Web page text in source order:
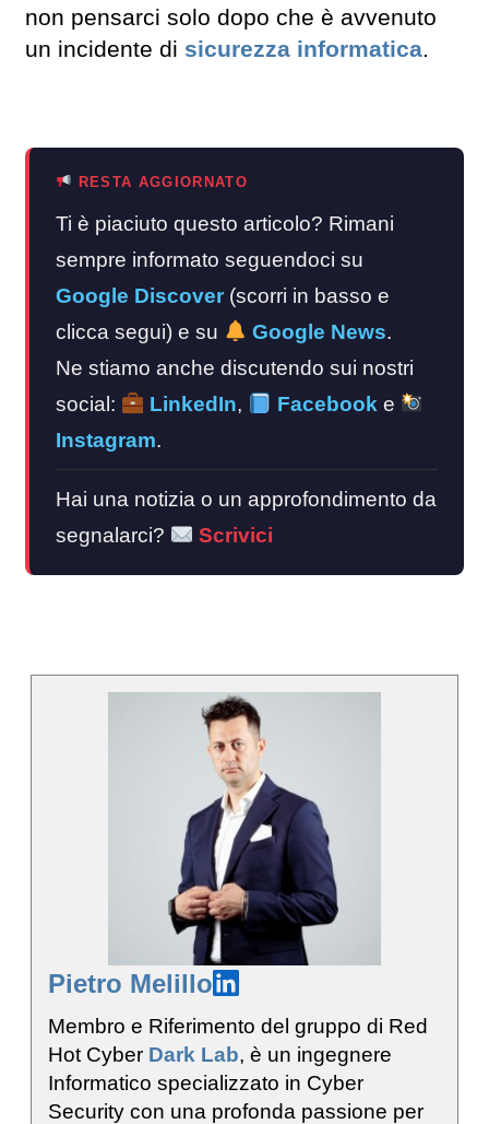
non pensarci solo dopo che è avvenuto
un incidente di sicurezza informatica.
RESTA AGGIORNATO
Ti è piaciuto questo articolo? Rimani
sempre informato seguendoci su
Google Discover (scorri in basso e
clicca segui) e su
Google News.
Ne stiamo anche discutendo sui nostri
social:
LinkedIn, Facebook e
Instagram.
Hai una notizia o un approfondimento da
segnalarci?
Scrivici
Pietro Melillo
Membro e Riferimento del gruppo di Red
Hot Cyber Dark Lab, è un ingegnere
Informatico specializzato in Cyber
Security con una profonda passione per